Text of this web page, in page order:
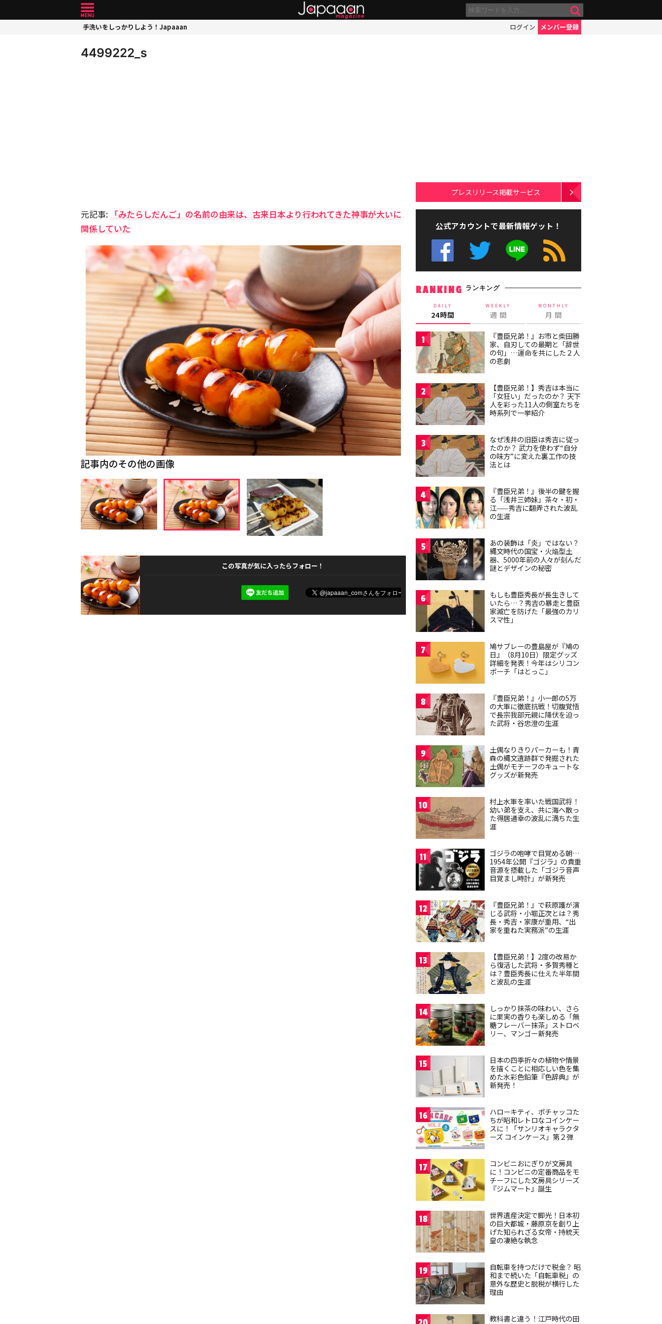
手洗いをしっかりしよう！Japaaan ログイン メンバー登録
4499222_s
元記事: 「みたらしだんご」の名前の由来は、古来日本より行われてきた神事が大いに
関係していた
記事内のその他の画像
この写真が気に入ったらフォロー！
プレスリリース掲載サービス
公式アカウントで最新情報ゲット！
RANKING ランキング
DAILY
24時間
WEEKLY
週 間
MONTHLY
月 間
1
『豊臣兄弟！』お市と柴田勝
家、自刃しての最期と「辞世
の句」…運命を共にした２人
の悲劇
2
【豊臣兄弟！】秀吉は本当に
「女狂い」だったのか？ 天下
人を彩った11人の側室たちを
時系列で一挙紹介
3
なぜ浅井の旧臣は秀吉に従っ
たのか？ 武力を使わず“自分
の味方”に変えた裏工作の技
法とは
4
『豊臣兄弟！』後半の鍵を握
る「浅井三姉妹」茶々・初・
江——秀吉に翻弄された波乱
の生涯
5
あの装飾は「炎」ではない？
縄文時代の国宝・火焔型土
器、5000年前の人々が刻んだ
謎とデザインの秘密
6
もしも豊臣秀長が長生きして
いたら…？秀吉の暴走と豊臣
家滅亡を防げた「最強のカリ
スマ性」
7
鳩サブレーの豊島屋が『鳩の
日』（8月10日）限定グッズ
詳細を発表！今年はシリコン
ポーチ「はとっこ」
8
『豊臣兄弟！』小一郎の5万
の大軍に徹底抗戦！切腹覚悟
で長宗我部元親に降伏を迫っ
た武将・谷忠澄の生涯
9
土偶なりきりパーカーも！青
森の縄文遺跡群で発掘された
土偶がモチーフのキュートな
グッズが新発売
10
村上水軍を率いた戦国武将！
幼い弟を支え、共に海へ散っ
た得居通幸の波乱に満ちた生
涯
11
ゴジラの咆哮で目覚める朝…
1954年公開『ゴジラ』の貴重
音源を搭載した「ゴジラ音声
目覚まし時計」が新発売
12
『豊臣兄弟！』で萩原護が演
じる武将・小堀正次とは？秀
長・秀吉・家康が重用、“出
家を重ねた実務派”の生涯
13
【豊臣兄弟！】2度の改易か
ら復活した武将・多賀秀種と
は？豊臣秀長に仕えた半年間
と波乱の生涯
14
しっかり抹茶の味わい、さら
に果実の香りも楽しめる「無
糖フレーバー抹茶」ストロベ
リー、マンゴー新発売
15
日本の四季折々の植物や情景
を描くことに相応しい色を集
めた水彩色鉛筆『色辞典』が
新発売！
16
ハローキティ、ポチャッコた
ちが昭和レトロなコインケー
スに！「サンリオキャラクタ
ーズ コインケース」第２弾
17
コンビニおにぎりが文房具
に！コンビニの定番商品をモ
チーフにした文房具シリーズ
『ジムマート』誕生
18
世界遺産決定で脚光！日本初
の巨大都城・藤原京を創り上
げた知られざる女帝・持統天
皇の凄絶な執念
19
自転車を持つだけで税金？ 昭
和まで続いた「自転車税」の
意外な歴史と脱税が横行した
理由
教科書と違う！江戸時代の田